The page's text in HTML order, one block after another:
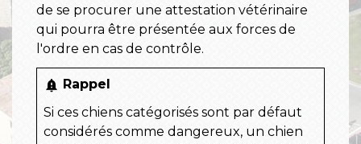
de se procurer une attestation vétérinaire
qui pourra être présentée aux forces de
l'ordre en cas de contrôle.
notification_important Rappel
Si ces chiens catégorisés sont par défaut
considérés comme dangereux, un chien